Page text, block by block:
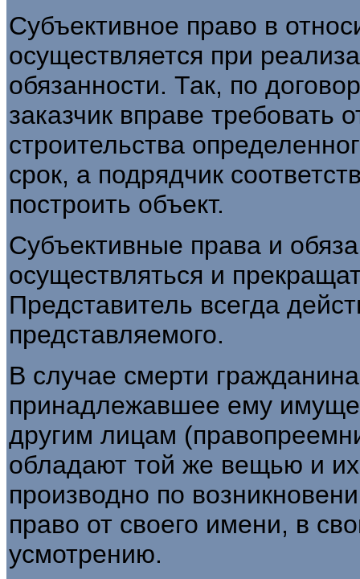
Субъективное право в
осуществляется при
обязанности. Так, по
заказчик вправе требовать
строительства
срок, а подрядчик
построить объект.
Субъективные права и
осуществляться и
Представитель всегда
представляемого.
В случае смерти
принадлежавшее ему
другим лицам
обладают той же вещью и
производно по
право от своего имени, в
усмотрению.